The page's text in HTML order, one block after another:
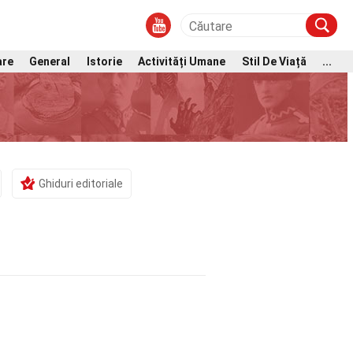
General Istorie Activități Umane Stil De Viață ...
Ghiduri editoriale